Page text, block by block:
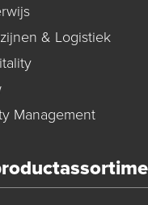
& Logistiek
Management